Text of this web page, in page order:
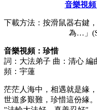
音樂視頻
下載方法：按滑鼠器右鍵
為…」
音樂視頻：珍惜
詞：大法弟子 曲：清心
頻：宇蓮
茫茫人海中，相遇就是緣，
世道多艱難，珍惜這份緣。